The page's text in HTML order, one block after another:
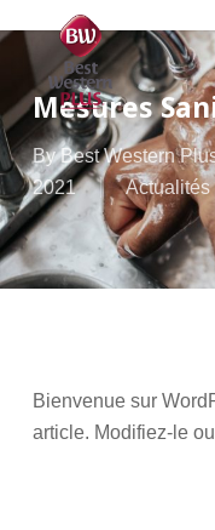
to
main
contentMesures
By Best Western
2021
Actualités
Bienvenue sur
article. Modifiez-le